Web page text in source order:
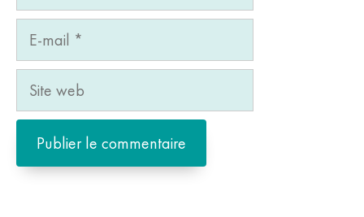
mail
Site
web